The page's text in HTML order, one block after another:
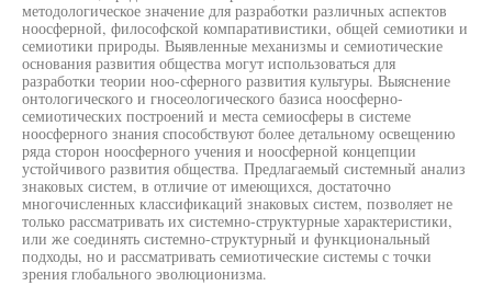
методологическое значение для разработки различных аспектов
ноосферной, философской компаративистики, общей семиотики и
семиотики природы. Выявленные механизмы и семиотические
основания развития общества могут использоваться для
разработки теории ноо-сферного развития культуры. Выяснение
онтологического и гносеологического базиса ноосферно-
семиотических построений и места семиосферы в системе
ноосферного знания способствуют более детальному освещению
ряда сторон ноосферного учения и ноосферной концепции
устойчивого развития общества. Предлагаемый системный анализ
знаковых систем, в отличие от имеющихся, достаточно
многочисленных классификаций знаковых систем, позволяет не
только рассматривать их системно-структурные характеристики,
или же соединять системно-структурный и функциональный
подходы, но и рассматривать семиотические системы с точки
зрения глобального эволюционизма.